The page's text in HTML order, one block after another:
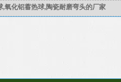
,氧化铝蓄热球,陶瓷耐磨弯头的厂家